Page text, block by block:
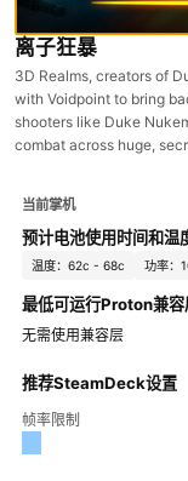
离子狂暴
3D Realms, creators of
with Voidpoint to bring
shooters like Duke
combat across huge,
当前掌机
预计电池使用时间和温
温度：62c - 68c 功率：
最低可运行Proton兼容
无需使用兼容层
推荐SteamDeck设置
帧率限制